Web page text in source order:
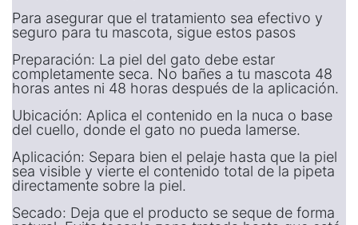
Para asegurar que el tratamiento sea efectivo y
seguro para tu mascota, sigue estos pasos
Preparación: La piel del gato debe estar
completamente seca. No bañes a tu mascota 48
horas antes ni 48 horas después de la aplicación.
Ubicación: Aplica el contenido en la nuca o base
del cuello, donde el gato no pueda lamerse.
Aplicación: Separa bien el pelaje hasta que la piel
sea visible y vierte el contenido total de la pipeta
directamente sobre la piel.
Secado: Deja que el producto se seque de forma